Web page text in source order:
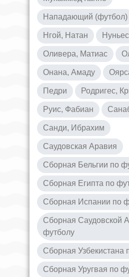
Нападающий (футбол)
Нгой, Натан
Оливера, Матиас
Онана, Амаду
Педри Родригес,
Руис, Фабиан
Санди, Ибрахим
Саудовская Аравия
Сборная Бельгии по
Сборная Египта по
Сборная Испании по
Сборная Саудовской
футболу
Сборная Узбекистана
Сборная Уругвая по